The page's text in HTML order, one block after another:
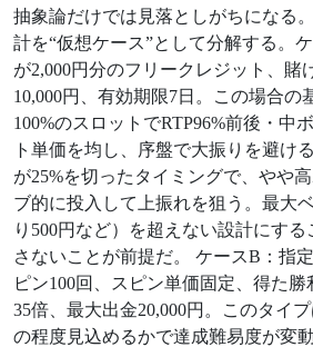
抽象論だけでは見落としがちになる
計を“仮想ケース”として分解する。
が2,000円分のフリークレジット、賭
10,000円、有効期限7日。この場合の
100%のスロットでRTP96%前後・中
ト単価を均し、序盤で大振りを避け
が25%を切ったタイミングで、やや
ブ的に投入して上振れを狙う。最大
り500円など）を超えない設計にす
さないことが前提だ。 ケースB：指
ピン100回、スピン単価固定、得た
35倍、最大出金20,000円。このタイ
の程度見込めるかで達成難易度が変